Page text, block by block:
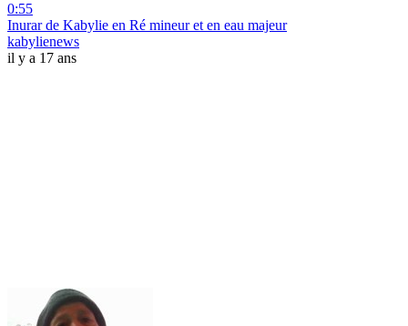
0:55
Inurar de Kabylie en Ré mineur et en eau majeur
kabylienews
il y a 17 ans